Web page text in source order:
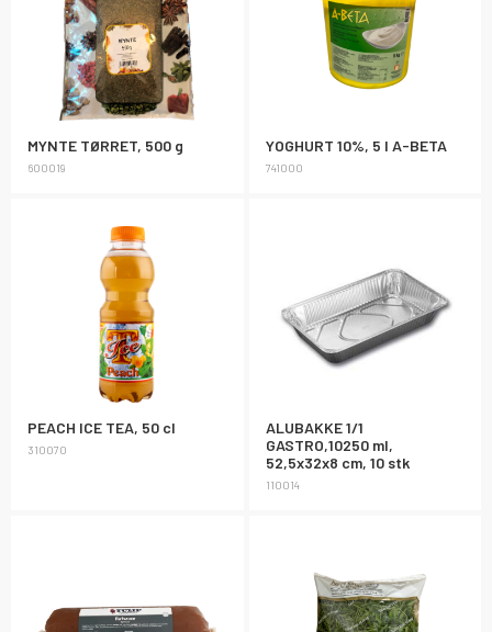
MYNTE TØRRET, 500 g
600019
YOGHURT 10%, 5 l A-BETA
741000
PEACH ICE TEA, 50 cl
310070
ALUBAKKE 1/1
GASTRO,10250 ml,
52,5x32x8 cm, 10 stk
110014